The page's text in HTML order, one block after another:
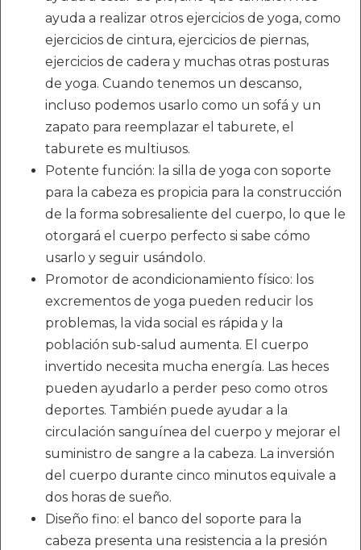
ayuda a realizar otros ejercicios de yoga, como
ejercicios de cintura, ejercicios de piernas,
ejercicios de cadera y muchas otras posturas
de yoga. Cuando tenemos un descanso,
incluso podemos usarlo como un sofá y un
zapato para reemplazar el taburete, el
taburete es multiusos.
Potente función: la silla de yoga con soporte
para la cabeza es propicia para la construcción
de la forma sobresaliente del cuerpo, lo que le
otorgará el cuerpo perfecto si sabe cómo
usarlo y seguir usándolo.
Promotor de acondicionamiento físico: los
excrementos de yoga pueden reducir los
problemas, la vida social es rápida y la
población sub-salud aumenta. El cuerpo
invertido necesita mucha energía. Las heces
pueden ayudarlo a perder peso como otros
deportes. También puede ayudar a la
circulación sanguínea del cuerpo y mejorar el
suministro de sangre a la cabeza. La inversión
del cuerpo durante cinco minutos equivale a
dos horas de sueño.
Diseño fino: el banco del soporte para la
cabeza presenta una resistencia a la presión